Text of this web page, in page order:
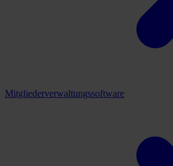
Mitgliederverwaltungssoftware